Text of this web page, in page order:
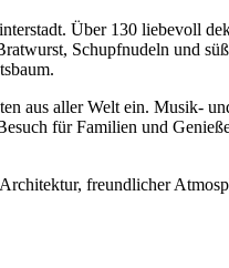
Über 130 liebevoll
Schupfnudeln und
aus aller Welt ein. Musik-
für Familien und
freundlicher